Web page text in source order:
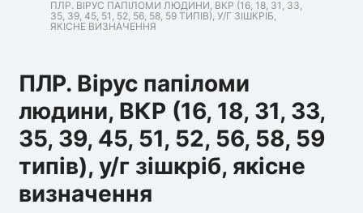
ПЛР. ВІРУС ПАПІЛОМИ ЛЮДИНИ, ВКР (16, 18, 31, 33,
35, 39, 45, 51, 52, 56, 58, 59 ТИПІВ), У/Г ЗІШКРІБ,
ЯКІСНЕ ВИЗНАЧЕННЯ
ПЛР. Вірус папіломи
людини, ВКР (16, 18, 31, 33,
35, 39, 45, 51, 52, 56, 58, 59
типів), у/г зішкріб, якісне
визначення